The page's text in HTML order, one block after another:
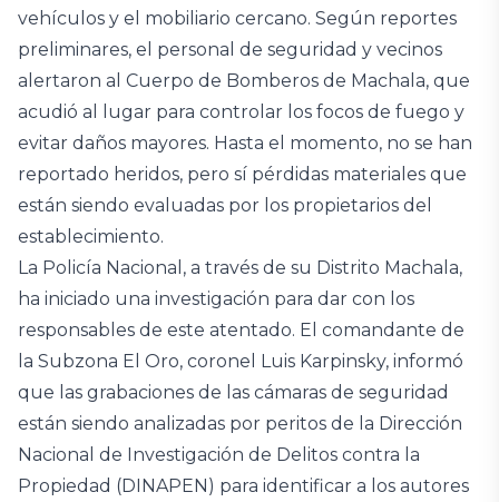
vehículos y el mobiliario cercano. Según reportes
preliminares, el personal de seguridad y vecinos
alertaron al Cuerpo de Bomberos de Machala, que
acudió al lugar para controlar los focos de fuego y
evitar daños mayores. Hasta el momento, no se han
reportado heridos, pero sí pérdidas materiales que
están siendo evaluadas por los propietarios del
establecimiento.
La Policía Nacional, a través de su Distrito Machala,
ha iniciado una investigación para dar con los
responsables de este atentado. El comandante de
la Subzona El Oro, coronel Luis Karpinsky, informó
que las grabaciones de las cámaras de seguridad
están siendo analizadas por peritos de la Dirección
Nacional de Investigación de Delitos contra la
Propiedad (DINAPEN) para identificar a los autores